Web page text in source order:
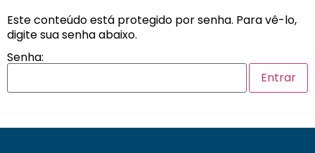
Este conteúdo está protegido por senha. Para vê-lo,
digite sua senha abaixo.
Senha: